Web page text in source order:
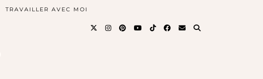
TRAVAILLER AVEC MOI